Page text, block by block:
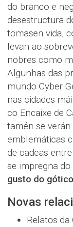
do branco e
desestructura
tomasen vida,
levan ao
nobres como
Algunhas das
mundo Cyber
nas cidades
co Encaixe de
tamén se verán
emblemáticas
de cadeas
se impregna
gusto do
Novas
Relatos da